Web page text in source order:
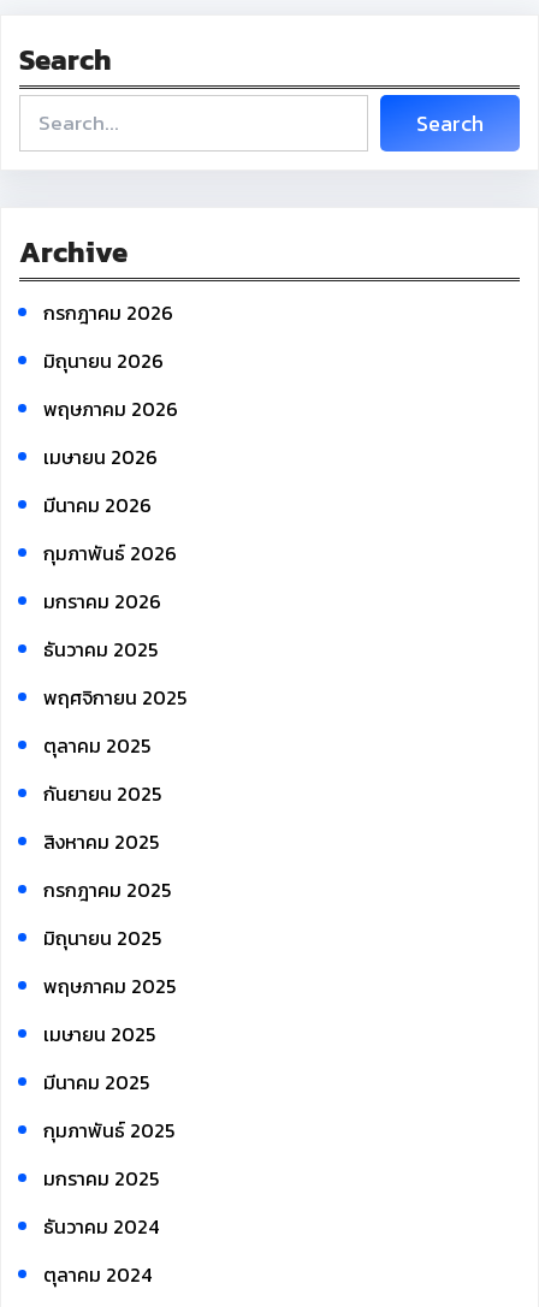
Search
e
a
c
h
Search
Archive
กรกฎาคม 2026
มิถุนายน 2026
พฤษภาคม 2026
เมษายน 2026
มีนาคม 2026
กุมภาพันธ์ 2026
มกราคม 2026
ธันวาคม 2025
พฤศจิกายน 2025
ตุลาคม 2025
กันยายน 2025
สิงหาคม 2025
กรกฎาคม 2025
มิถุนายน 2025
พฤษภาคม 2025
เมษายน 2025
มีนาคม 2025
กุมภาพันธ์ 2025
มกราคม 2025
ธันวาคม 2024
ตุลาคม 2024